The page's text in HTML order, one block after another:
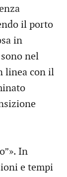
il porto
in
nel
linea con il
In
e tempi